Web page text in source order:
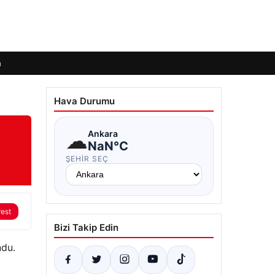
Hava Durumu
☁Ankara
NaN°C
ŞEHIR SEÇ
Bizi Takip Edin